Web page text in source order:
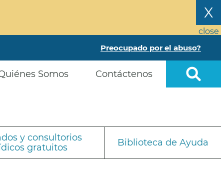
X
close
Preocupado por el abuso?
Somos Contáctenos
y consultorios
gratuitos
Biblioteca de Ayuda